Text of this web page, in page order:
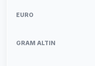
EURO
GRAM ALTIN